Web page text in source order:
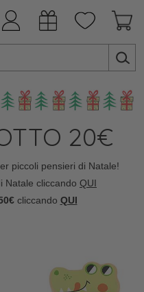
20€
piccoli pensieri di Natale!
Natale cliccando QUI
cliccando QUI